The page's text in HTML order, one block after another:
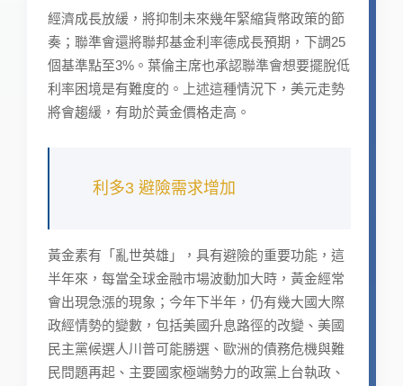
經濟成長放緩，將抑制未來幾年緊縮貨幣政策的節
奏；聯準會還將聯邦基金利率德成長預期，下調25
個基準點至3%。葉倫主席也承認聯準會想要擺脫低
利率困境是有難度的。上述這種情況下，美元走勢
將會趨緩，有助於黃金價格走高。
利多3 避險需求增加
黃金素有「亂世英雄」，具有避險的重要功能，這
半年來，每當全球金融市場波動加大時，黃金經常
會出現急漲的現象；今年下半年，仍有幾大國大際
政經情勢的變數，包括美國升息路徑的改變、美國
民主黨候選人川普可能勝選、歐洲的債務危機與難
民問題再起、主要國家極端勢力的政黨上台執政、